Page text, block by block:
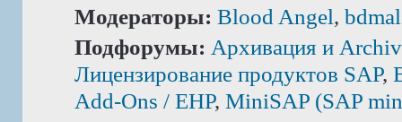
Модераторы: Blood Angel,
Подфорумы: Архивация и
Лицензирование продуктов SAP,
Add-Ons / ЕНР, MiniSAP (SAP